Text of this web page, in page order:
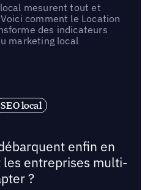
mesurent tout et
comment le Location
des indicateurs
marketing local
SEO local
enfin en
les entreprises multi-
?